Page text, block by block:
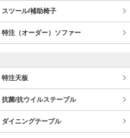
スツール/補助椅子
特注（オーダー）ソファー
特注天板
抗菌/抗ウイルステーブル
ダイニングテーブル